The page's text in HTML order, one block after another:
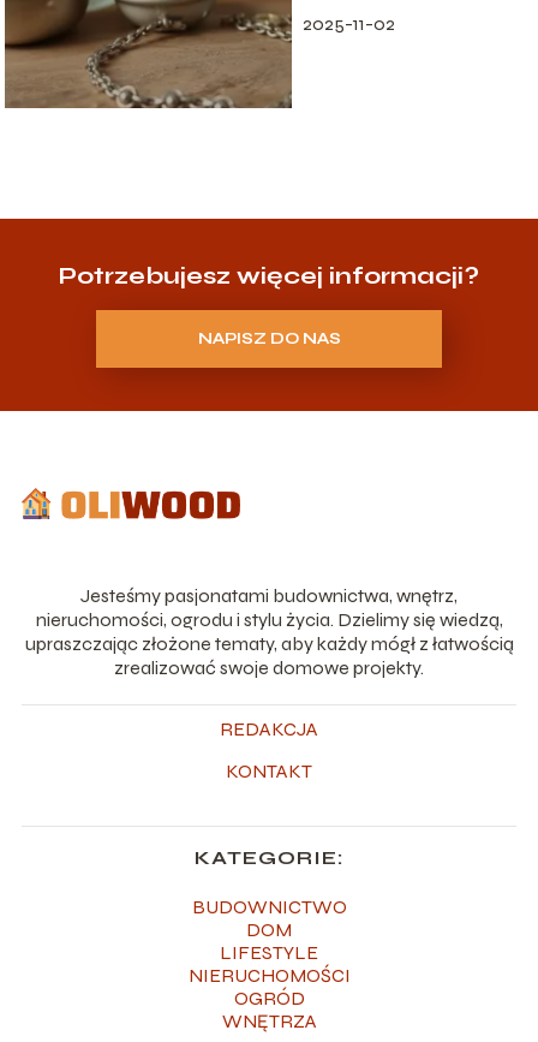
2025-11-02
Potrzebujesz więcej informacji?
NAPISZ DO NAS
Jesteśmy pasjonatami budownictwa, wnętrz,
nieruchomości, ogrodu i stylu życia. Dzielimy się wiedzą,
upraszczając złożone tematy, aby każdy mógł z łatwością
zrealizować swoje domowe projekty.
REDAKCJA
KONTAKT
KATEGORIE:
BUDOWNICTWO
DOM
LIFESTYLE
NIERUCHOMOŚCI
OGRÓD
WNĘTRZA